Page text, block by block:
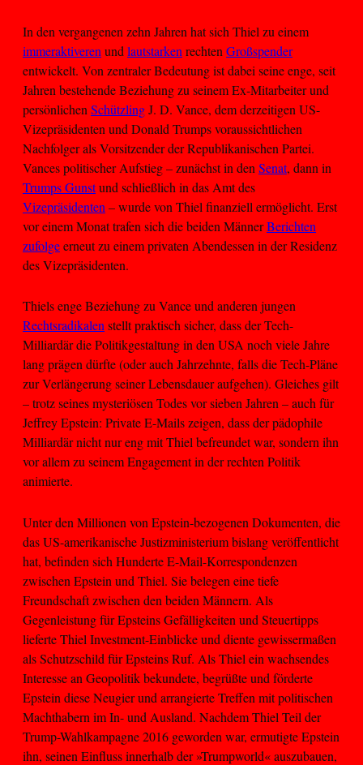
In den vergangenen zehn Jahren hat sich Thiel zu einem
immeraktiveren und lautstarken rechten Großspender
entwickelt. Von zentraler Bedeutung ist dabei seine enge, seit
Jahren bestehende Beziehung zu seinem Ex-Mitarbeiter und
persönlichen SchützlingJ. D. Vance, dem derzeitigen US-
Vizepräsidenten und Donald Trumps voraussichtlichen
Nachfolger als Vorsitzender der Republikanischen Partei.
Vances politischer Aufstieg – zunächst in den Senat, dann in
Trumps Gunstund schließlich in das Amt des
Vizepräsidenten – wurde von Thiel finanziell ermöglicht. Erst
vor einem Monat trafen sich die beiden MännerBerichten
zufolgeerneut zu einem privaten Abendessen in der Residenz
des Vizepräsidenten.
Thiels enge Beziehung zu Vance und anderen jungen
Rechtsradikalen stellt praktisch sicher, dass der Tech-
Milliardär die Politikgestaltung in den USA noch viele Jahre
lang prägen dürfte (oder auch Jahrzehnte, falls die Tech-Pläne
zur Verlängerung seiner Lebensdauer aufgehen). Gleiches gilt
– trotz seines mysteriösen Todes vor sieben Jahren – auch für
Jeffrey Epstein: Private E-Mails zeigen, dass der pädophile
Milliardär nicht nur eng mit Thiel befreundet war, sondern ihn
vor allem zu seinem Engagement in der rechten Politik
animierte.
Unter den Millionen von Epstein-bezogenen Dokumenten, die
das US-amerikanische Justizministerium bislang veröffentlicht
hat, befinden sich Hunderte E-Mail-Korrespondenzen
zwischen Epstein und Thiel. Sie belegen eine tiefe
Freundschaft zwischen den beiden Männern. Als
Gegenleistung für Epsteins Gefälligkeiten und Steuertipps
lieferte Thiel Investment-Einblicke und diente gewissermaßen
als Schutzschild für Epsteins Ruf. Als Thiel ein wachsendes
Interesse an Geopolitik bekundete, begrüßte und förderte
Epstein diese Neugier und arrangierte Treffen mit politischen
Machthabern im In- und Ausland. Nachdem Thiel Teil der
Trump-Wahlkampagne 2016 geworden war, ermutigte Epstein
ihn, seinen Einfluss innerhalb der »Trumpworld« auszubauen,